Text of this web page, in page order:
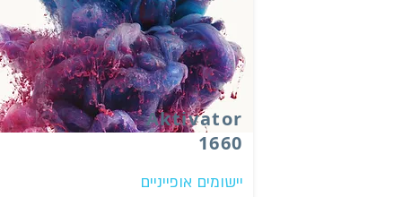
Aktivator
1660
יישומים אופייניים